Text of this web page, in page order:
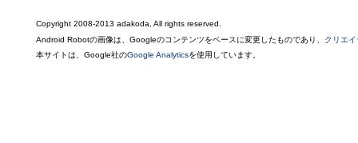
Copyright 2008-2013 adakoda, All rights reserved.
Android Robotの画像は、Googleのコンテンツをベースに変更したものであり、 クリエ
本サイトは、Google社のGoogle Analyticsを使用しています。